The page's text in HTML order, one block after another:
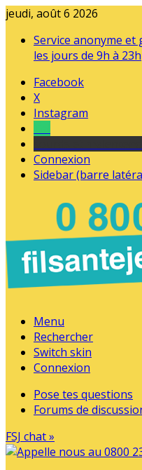
jeudi, août 6 2026
Service anonyme
les jours de 9h à 23h
Facebook
X
Instagram
Connexion
Sidebar (barre
Menu
Rechercher
Switch skin
Connexion
Pose tes questions
Forums de
FSJ chat »